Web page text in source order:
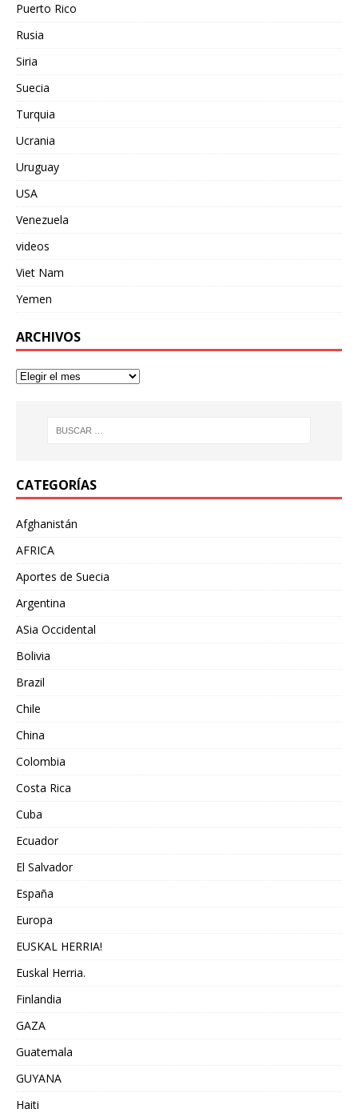
Puerto Rico
Rusia
Siria
Suecia
Turquia
Ucrania
Uruguay
USA
Venezuela
videos
Viet Nam
Yemen
ARCHIVOS
CATEGORÍAS
Afghanistán
AFRICA
Aportes de Suecia
Argentina
ASia Occidental
Bolivia
Brazil
Chile
China
Colombia
Costa Rica
Cuba
Ecuador
El Salvador
España
Europa
EUSKAL HERRIA!
Euskal Herria.
Finlandia
GAZA
Guatemala
GUYANA
Haiti